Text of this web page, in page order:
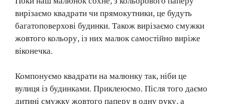
вирізаємо квадрати чи прямокутники, це будуть
багатоповерхові будинки. Також вирізаємо смужки
жовтого кольору, із них малюк самостійно виріже
віконечка.
Компонуємо квадрати на малюнку так, ніби це
вулиця із будинками. Приклеюємо. Після того даємо
дитині смужку жовтого паперу в одну руку, а